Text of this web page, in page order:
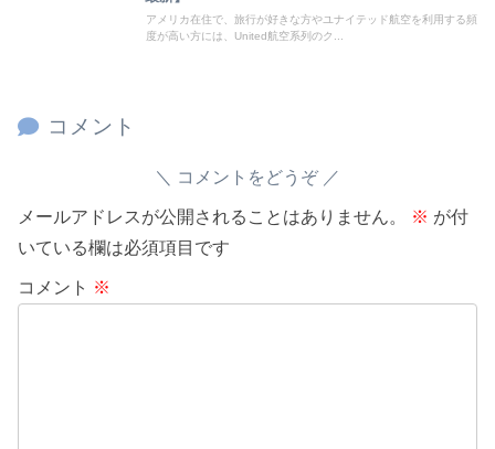
アメリカ在住で、旅行が好きな方やユナイテッド航空を利用する頻
度が高い方には、United航空系列のク...
コメント
コメントをどうぞ
メールアドレスが公開されることはありません。 ※ が付
いている欄は必須項目です
コメント ※